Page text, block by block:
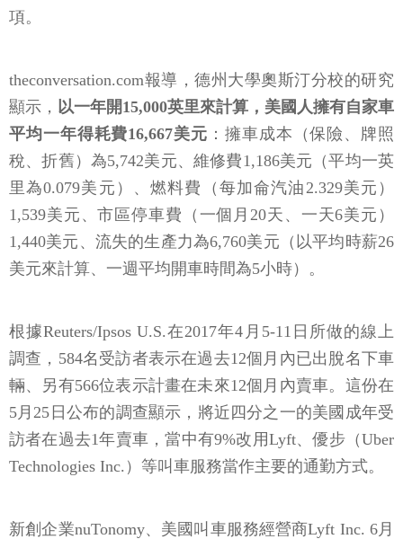
項。
theconversation.com報導，德州大學奧斯汀分校的研究
顯示， 以一年開15,000英里來計算，美國人擁有自家車
平均一年得耗費16,667美元 ：擁車成本（保險、牌照
稅、折舊）為5,742美元、維修費1,186美元（平均一英
里為0.079美元）、燃料費（每加侖汽油2.329美元）
1,539美元、市區停車費（一個月20天、一天6美元）
1,440美元、流失的生產力為6,760美元（以平均時薪26
美元來計算、一週平均開車時間為5小時）。
根據Reuters/Ipsos U.S.在2017年4月5-11日所做的線上
調查，584名受訪者表示在過去12個月內已出脫名下車
輛、另有566位表示計畫在未來12個月內賣車。這份在
5月25日公布的調查顯示，將近四分之一的美國成年受
訪者在過去1年賣車，當中有9%改用Lyft、優步（Uber
Technologies Inc.）等叫車服務當作主要的通勤方式。
新創企業nuTonomy、美國叫車服務經營商Lyft Inc. 6月